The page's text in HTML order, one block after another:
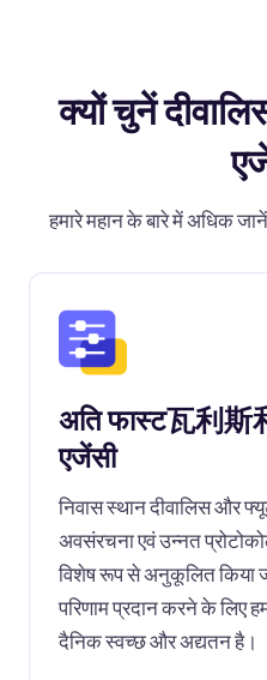
क्यों चुनें
हमारे महान के बारे में अधिक
अति फास्ट瓦利
एजेंसी
निवास स्थान दीवालिस और
अवसंरचना एवं उन्नत
विशेष रूप से अनुकूलित किया
परिणाम प्रदान करने के लिए
दैनिक स्वच्छ और अद्यतन है।